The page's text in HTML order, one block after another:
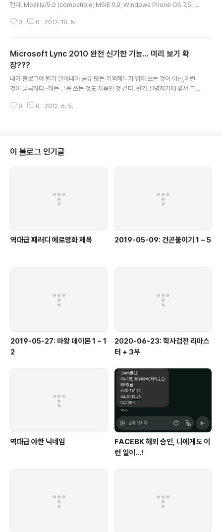
한다. Mozilla/5.0 (compatible; MSIE 9.0; Windows Phone OS 7.5; T
두 값은 기기 제조사에 따라 달라진다.즉, 에뮬레이터에서는 Mozilla/5.0 (co
ozilla/5.0 (compatible; MSIE 9.0; Windows Phone OS 7.5; Triden
t/..
0 0 2012. 10. 5.
Microsoft Lync 2010 완전 신기한 기능... 미리 보기 확
장???
내가 블로그에 뭔가 알아내어 공유 또는 기억해두기 위해 쓰는 것이 아닌,이런
것이 궁금하다~하는 글을 쓰는 것도 처음인 것 같다. 뭔가 설명하기에 앞서 그
보기 기능에 하단 아이콘들이 생겼다!왼쪽부터 순서대로 "대화 가능", "다른 용
서만 볼 수 있는 기능인데, 앞으로는 이걸 이용해서 다양한 프로그램들에서 다
양한 기능들이 가능하리라 여겨진다. 대체 어떻게 저렇게 되는걸까? 몇 가..
0 0 2012. 6. 5.
이 블로그 인기글
역대급 패러디 에로영화 제목 2019-05-09: 건곤불이기 1 ~ 5
2019-05-27: 마왕 데이몬 1 ~ 1
2
2020-06-23: 학사검전 리마스
터 + 3부
역대급 야한 닉네임
FACEBK 해외 승인, 나에게도 이
런 일이...!